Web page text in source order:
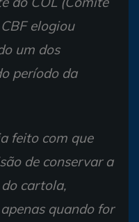
elogiou
um dos
período da
feito com que
de conservar a
cartola,
quando for